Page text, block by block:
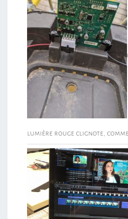
lumière rouge clignote,